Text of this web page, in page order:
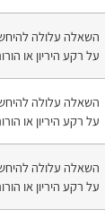
השאלה עלולה
על רקע היריון או הורות.
השאלה עלולה
על רקע היריון או הורות.
השאלה עלולה
על רקע היריון או הורות.